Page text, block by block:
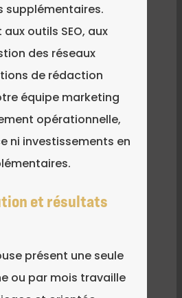
supplémentaires.
outils SEO, aux
des réseaux
de rédaction
équipe marketing
opérationnelle,
ni investissements en
et résultats
présent une seule
ou par mois travaille